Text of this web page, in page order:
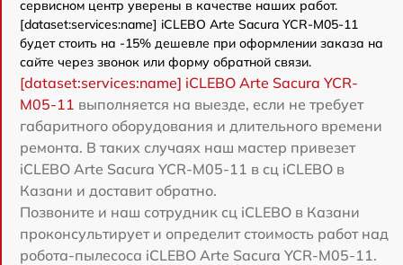
сервисном центр уверены в качестве наших работ.
[dataset:services:name] iCLEBO Arte Sacura YCR-M05-11
будет стоить на -15% дешевле при оформлении заказа на
сайте через звонок или форму обратной связи.
[dataset:services:name] iCLEBO Arte Sacura YCR-
M05-11 выполняется на выезде, если не требует
габаритного оборудования и длительного времени
ремонта. В таких случаях наш мастер привезет
iCLEBO Arte Sacura YCR-M05-11 в сц iCLEBO в
Казани и доставит обратно.
Позвоните и наш сотрудник сц iCLEBO в Казани
проконсультирует и определит стоимость работ над
робота-пылесоса iCLEBO Arte Sacura YCR-M05-11.